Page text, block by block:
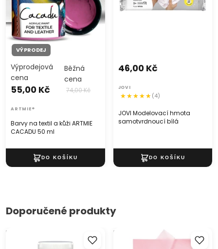
VÝPRODEJ
Barvy na textil a kůži ARTMIE
CACADU 50 ml
Výprodejová
cena
55,00 Kč
Běžná
cena
74,00 Kč
ARTMIE®
JOVI Modelovací hmota
samotvrdnoucí bílá
46,00 Kč
JOVI
(4)
Doporučené produkty
MAMBO Akrylová barva na
textil a kůži 20 ml
Hedvábný papír 50 x 70 cm